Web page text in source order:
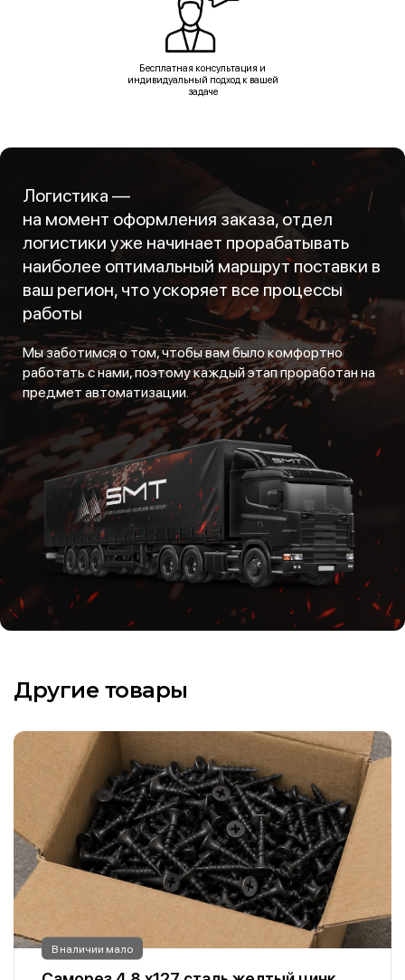
Бесплатная консультация и
индивидуальный подход к вашей
задаче
Логистика —
на момент оформления заказа, отдел
логистики уже начинает прорабатывать
наиболее оптимальный маршрут поставки в
ваш регион, что ускоряет все процессы
работы
Мы заботимся о том, чтобы вам было комфортно
работать с нами, поэтому каждый этап проработан на
предмет автоматизации.
Другие товары
В наличии мало